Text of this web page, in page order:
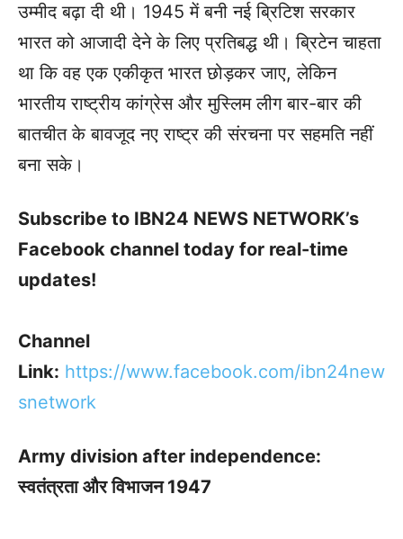
उम्मीद बढ़ा दी थी। 1945 में बनी नई ब्रिटिश सरकार
भारत को आजादी देने के लिए प्रतिबद्ध थी। ब्रिटेन चाहता
था कि वह एक एकीकृत भारत छोड़कर जाए, लेकिन
भारतीय राष्ट्रीय कांग्रेस और मुस्लिम लीग बार-बार की
बातचीत के बावजूद नए राष्ट्र की संरचना पर सहमति नहीं
बना सके।
Subscribe to IBN24 NEWS NETWORK’s
Facebook channel today for real-time
updates!
Channel
Link: https://www.facebook.com/ibn24new
snetwork
Army division after independence:
स्वतंत्रता और विभाजन 1947